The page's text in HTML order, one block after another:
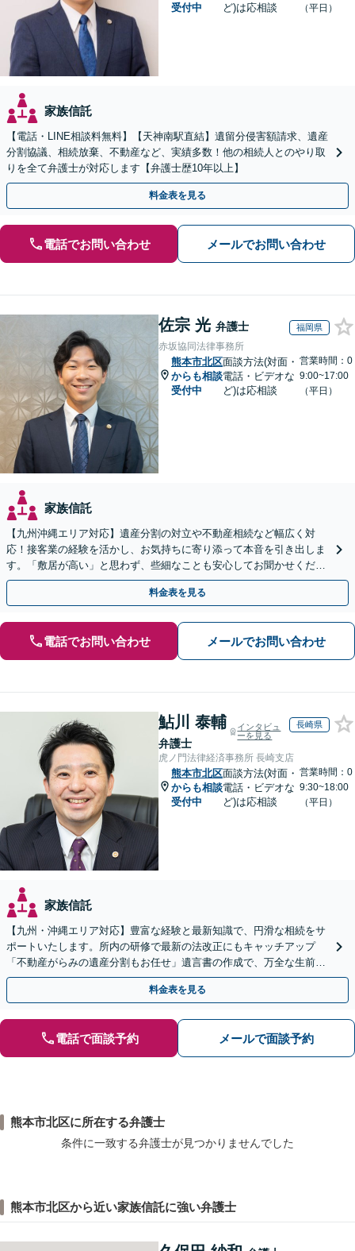
受付中
ど)は応相談
（平日）
家族信託
【電話・LINE相談料無料】【天神南駅直結】遺留分侵害額請求、遺産
分割協議、相続放棄、不動産など、実績多数！他の相続人とのやり取
りを全て弁護士が対応します【弁護士歴10年以上】
料金表を見る
電話でお問い合わせ メールでお問い合わせ
佐宗 光 弁護士 福岡県
赤坂協同法律事務所
熊本市北区
からも相談
受付中
面談方法(対面・
電話・ビデオな
ど)は応相談
営業時間：0
9:00~17:00
（平日）
家族信託
【九州沖縄エリア対応】遺産分割の対立や不動産相続など幅広く対
応！接客業の経験を活かし、お気持ちに寄り添って本音を引き出しま
す。「敷居が高い」と思わず、些細なことも安心してお聞かせくださ
い【初回相談無料】【夜間・休日相談可】
料金表を見る
電話でお問い合わせ メールでお問い合わせ
鮎川 泰輔
弁護士
インタビュ
ーを見る
長崎県
虎ノ門法律経済事務所 長崎支店
熊本市北区
からも相談
受付中
面談方法(対面・
電話・ビデオな
ど)は応相談
営業時間：0
9:30~18:00
（平日）
家族信託
【九州・沖縄エリア対応】豊富な経験と最新知識で、円滑な相続をサ
ポートいたします。所内の研修で最新の法改正にもキャッチアップ
「不動産がらみの遺産分割もお任せ」遺言書の作成で、万全な生前対
策をおこないましょう【夜間・休日面談可】
料金表を見る
電話で面談予約 メールで面談予約
熊本市北区に所在する弁護士
条件に一致する弁護士が見つかりませんでした
熊本市北区から近い家族信託に強い弁護士